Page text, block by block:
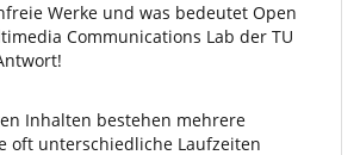
Werke und was bedeutet Open
Communications Lab der TU
Inhalten bestehen mehrere
oft unterschiedliche Laufzeiten